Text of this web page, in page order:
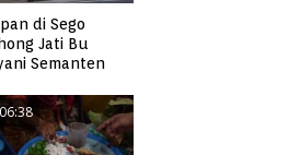
di Sego
Jati Bu
Semanten